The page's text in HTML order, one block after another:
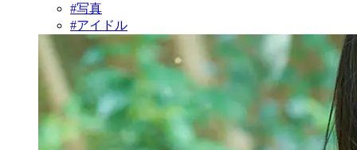
#写真
#アイドル